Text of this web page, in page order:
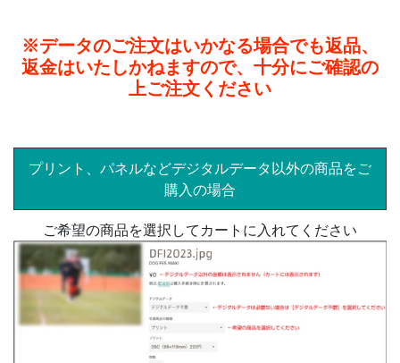
※データのご注文はいかなる場合でも返品、
返金はいたしかねますので、十分にご確認の
上ご注文ください
プリント、パネルなどデジタルデータ以外の商品をご
購入の場合
ご希望の商品を選択してカートに入れてください